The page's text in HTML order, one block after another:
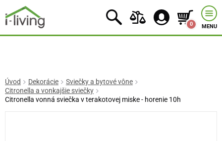
0 MENU
Úvod Dekorácie
Sviečky a bytové vône
Citronella a vonkajšie sviečky
Citronella vonná sviečka v terakotovej miske - horenie 10h